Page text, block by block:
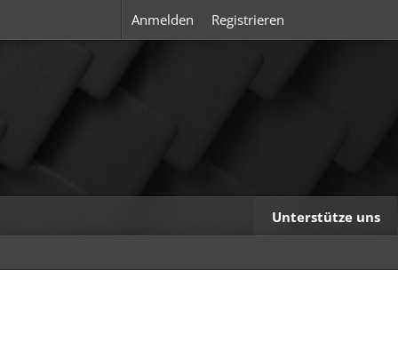
Anmelden Registrieren
Unterstütze uns